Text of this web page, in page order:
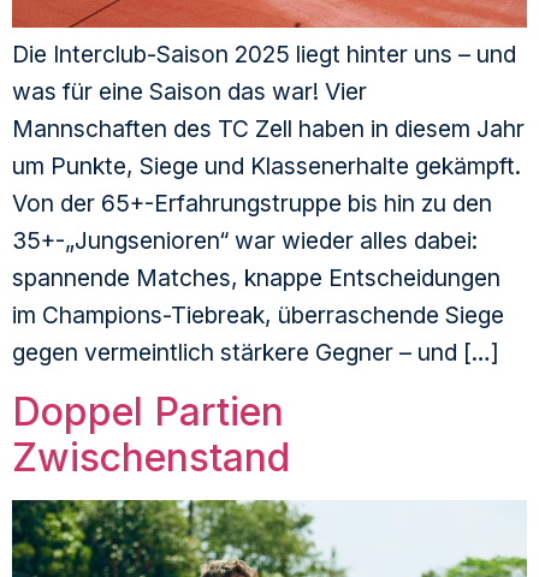
Die Interclub-Saison 2025 liegt hinter uns – und
was für eine Saison das war! Vier
Mannschaften des TC Zell haben in diesem Jahr
um Punkte, Siege und Klassenerhalte gekämpft.
Von der 65+-Erfahrungstruppe bis hin zu den
35+-„Jungsenioren“ war wieder alles dabei:
spannende Matches, knappe Entscheidungen
im Champions-Tiebreak, überraschende Siege
gegen vermeintlich stärkere Gegner – und […]
Doppel Partien
Zwischenstand